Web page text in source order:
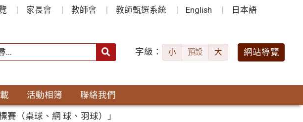
家長會 教師會 教師甄選系統 English 日本語
字級： 小 預設 大 網站導覽
活動相簿 聯絡我們
（桌球、網 球、羽球）」